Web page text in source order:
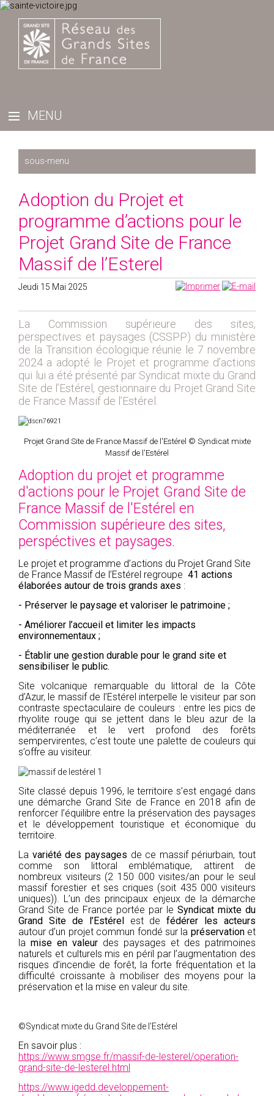
2025
2024
2023
2022
2019
2021
2018
2017
2016
2015
2014
2012
2010
2009
2008
2007
2006
2005
2004
Adoption du Projet et
programme d’actions pour le
Projet Grand Site de France
Massif de l’Esterel
Jeudi 15 Mai 2025
La Commission supérieure des sites,
perspectives et paysages (CSSPP) du ministère
de la Transition écologique réunie le 7 novembre
2024 a adopté le Projet et programme d’actions
qui lui a été présenté par Syndicat mixte du Grand
Site de l’Estérel, gestionnaire du Projet Grand Site
de France Massif de l’Estérel.
Projet Grand Site de France Massif de l'Estérel © Syndicat mixte
Massif de l'Estérel
Adoption du projet et programme
d'actions pour le Projet Grand Site de
France Massif de l'Estérel en
Commission supérieure des sites,
perspéctives et paysages.
Le projet et programme d’actions du Projet Grand Site
de France Massif de l’Estérel regroupe 41 actions
élaborées autour de trois grands axes :
- Préserver le paysage et valoriser le patrimoine ;
- Améliorer l’accueil et limiter les impacts
environnementaux ;
- Établir une gestion durable pour le grand site et
sensibiliser le public.
Site volcanique remarquable du littoral de la Côte
d’Azur, le massif de l’Estérel interpelle le visiteur par son
contraste spectaculaire de couleurs : entre les pics de
rhyolite rouge qui se jettent dans le bleu azur de la
méditerranée et le vert profond des forêts
sempervirentes, c’est toute une palette de couleurs qui
s’offre au visiteur.
Site classé depuis 1996, le territoire s’est engagé dans
une démarche Grand Site de France en 2018 afin de
renforcer l’équilibre entre la préservation des paysages
et le développement touristique et économique du
territoire.
La variété des paysages de ce massif périurbain, tout
comme son littoral emblématique, attirent de
nombreux visiteurs (2 150 000 visites/an pour le seul
massif forestier et ses criques (soit 435 000 visiteurs
uniques)). L’un des principaux enjeux de la démarche
Grand Site de France portée par le Syndicat mixte du
Grand Site de l’Estérelest defédérer les acteurs
autour d’un projet commun fondé sur la préservationet
la mise en valeur des paysages et des patrimoines
naturels et culturels mis en péril par l’augmentation des
risques d’incendie de forêt, la forte fréquentation et la
difficulté croissante à mobiliser des moyens pour la
préservation et la mise en valeur du site.
©Syndicat mixte du Grand Site de l'Estérel
En savoir plus :
https://www.smgse.fr/massif-de-lesterel/operation-
grand-site-de-lesterel.html
https://www.igedd.developpement-